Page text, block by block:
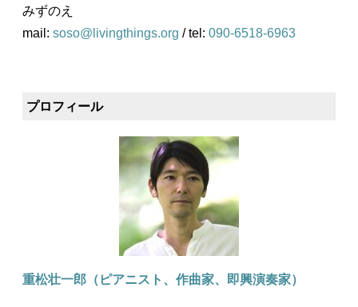
みずのえ
mail: soso@livingthings.org / tel: 090-6518-6963
プロフィール
重松壮一郎（ピアニスト、作曲家、即興演奏家）